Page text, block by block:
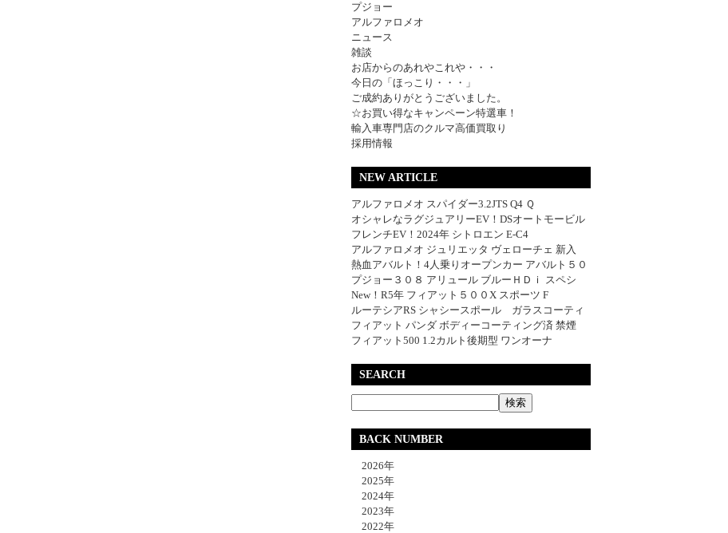
プジョー
アルファロメオ
ニュース
雑談
お店からのあれやこれや・・・
今日の「ほっこり・・・」
ご成約ありがとうございました。
☆お買い得なキャンペーン特選車！
輸入車専門店のクルマ高価買取り
採用情報
NEW ARTICLE
アルファロメオ スパイダー3.2JTS Q4 Ｑ
オシャレなラグジュアリーEV！DSオートモービル
フレンチEV！2024年 シトロエン E-C4
アルファロメオ ジュリエッタ ヴェローチェ 新入
熱血アバルト！4人乗りオープンカー アバルト５０
プジョー３０８ アリュール ブルーＨＤｉ スペシ
New！R5年 フィアット５００X スポーツ F
ルーテシアRS シャシースポール ガラスコーティ
フィアット パンダ ボディーコーティング済 禁煙
フィアット500 1.2カルト後期型 ワンオーナ
SEARCH
BACK NUMBER
2026年
2025年
2024年
2023年
2022年